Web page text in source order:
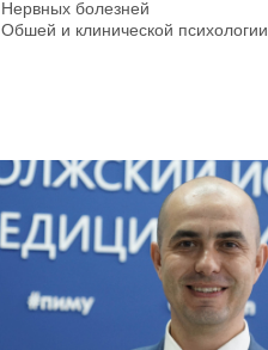
Нервных болезней
Обшей и клинической психологии